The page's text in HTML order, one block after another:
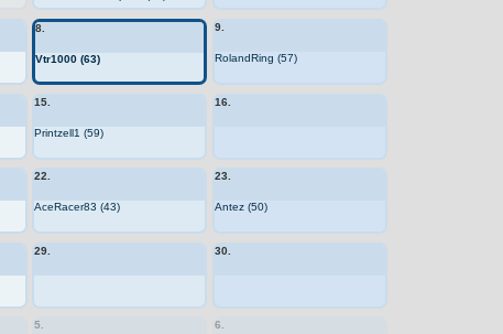
8.
Vtr1000 (63)
9.
RolandRing (57)
15.
Printzell1 (59)
16.
22.
AceRacer83 (43)
23.
Antez (50)
29. 30.
5. 6.